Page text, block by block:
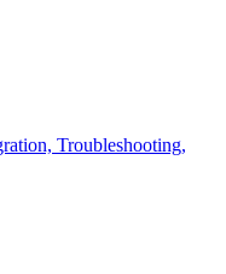
Troubleshooting,